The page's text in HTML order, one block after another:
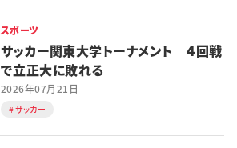
スポーツ
サッカー関東大学トーナメント ４回戦
で立正大に敗れる
2026年07月21日
サッカー